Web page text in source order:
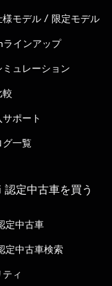
様モデル / 限定モデル
インアップ
ミュレーション
較
サポート
グ一覧
定中古車を買う
定中古車
定中古車検索
ィ